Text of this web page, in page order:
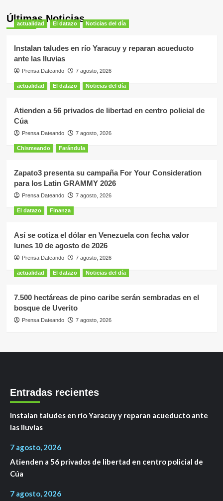
Últimas Noticias
actualidad El datazo Noticias del día
Instalan taludes en río Yaracuy y reparan acueducto
ante las lluvias
Prensa Dateando 7 agosto, 2026
actualidad El datazo Noticias del día
Atienden a 56 privados de libertad en centro policial de
Cúa
Prensa Dateando 7 agosto, 2026
Chismeando Farándula
Zapato3 presenta su campaña For Your Consideration
para los Latin GRAMMY 2026
Prensa Dateando 7 agosto, 2026
El datazo Finanza
Así se cotiza el dólar en Venezuela con fecha valor
lunes 10 de agosto de 2026
Prensa Dateando 7 agosto, 2026
actualidad El datazo Noticias del día
7.500 hectáreas de pino caribe serán sembradas en el
bosque de Uverito
Prensa Dateando 7 agosto, 2026
Entradas recientes
Instalan taludes en río Yaracuy y reparan acueducto ante
las lluvias
7 agosto, 2026
Atienden a 56 privados de libertad en centro policial de
Cúa
7 agosto, 2026